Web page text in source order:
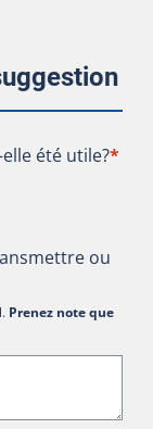
elle été utile?
été utile?*
ou
Prenez note que